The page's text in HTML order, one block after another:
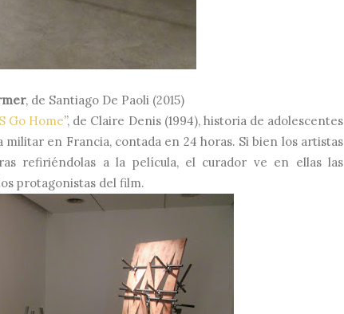
, de Santiago De Paoli (2015)
Go Home”, de Claire Denis (1994), historia de adolescentes
militar en Francia, contada en 24 horas. Si bien los artistas
refiriéndolas a la película, el curador ve en ellas las
protagonistas del film.